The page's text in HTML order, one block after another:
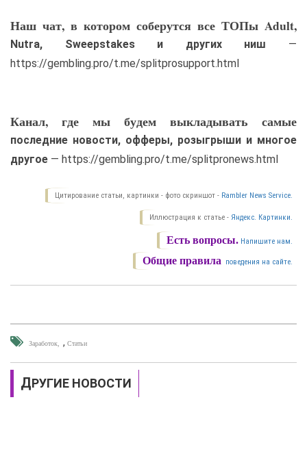
Наш чат, в котором соберутся все ТОПы Adult,
Nutra, Sweepstakes и других ниш —
https://gembling.pro/t.me/splitprosupport.html
Канал, где мы будем выкладывать самые
последние новости, офферы, розыгрыши и многое
другое — https://gembling.pro/t.me/splitpronews.html
Цитирование статьи, картинки - фото скриншот - Rambler News Service.
Иллюстрация к статье - Яндекс. Картинки.
Есть вопросы. Напишите нам.
Общие правила поведения на сайте.
Заработок , Cтатьи
ДРУГИЕ НОВОСТИ